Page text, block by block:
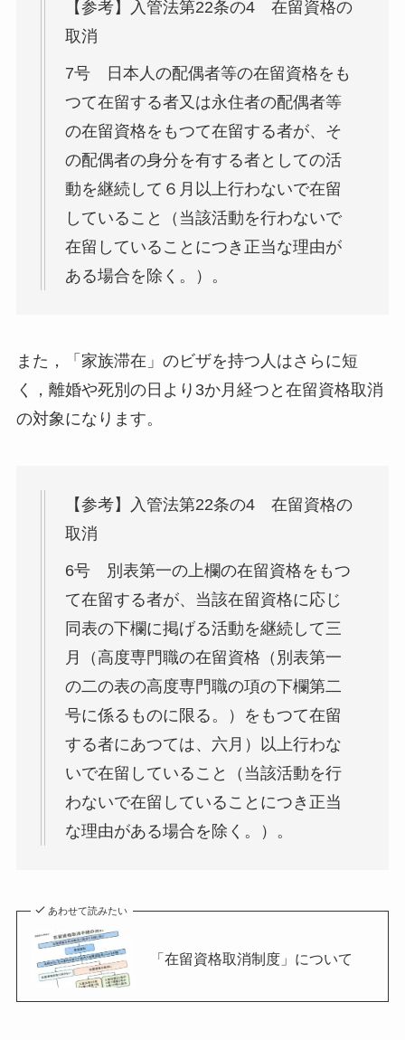
【参考】入管法第22条の4 在留資格の
取消
7号 日本人の配偶者等の在留資格をも
つて在留する者又は永住者の配偶者等
の在留資格をもつて在留する者が、そ
の配偶者の身分を有する者としての活
動を継続して６月以上行わないで在留
していること（当該活動を行わないで
在留していることにつき正当な理由が
ある場合を除く。）。
また，「家族滞在」のビザを持つ人はさらに短
く，離婚や死別の日より3か月経つと在留資格取消
の対象になります。
【参考】入管法第22条の4 在留資格の
取消
6号 別表第一の上欄の在留資格をもつ
て在留する者が、当該在留資格に応じ
同表の下欄に掲げる活動を継続して三
月（高度専門職の在留資格（別表第一
の二の表の高度専門職の項の下欄第二
号に係るものに限る。）をもつて在留
する者にあつては、六月）以上行わな
いで在留していること（当該活動を行
わないで在留していることにつき正当
な理由がある場合を除く。）。
あわせて読みたい
「在留資格取消制度」について